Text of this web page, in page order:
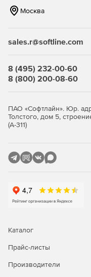
Москва
sales.r@softline.com
8 (495) 232-00-60
8 (800) 200-08-60
ПАО «Софтлайн». Юр.
Толстого, дом 5,
(А-311)
Каталог
Прайс-листы
Производители